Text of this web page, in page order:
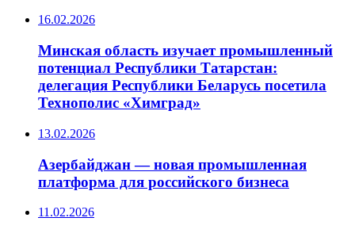
16.02.2026
Минская область изучает промышленный
потенциал Республики Татарстан:
делегация Республики Беларусь посетила
Технополис «Химград»
13.02.2026
Азербайджан — новая промышленная
платформа для российского бизнеса
11.02.2026